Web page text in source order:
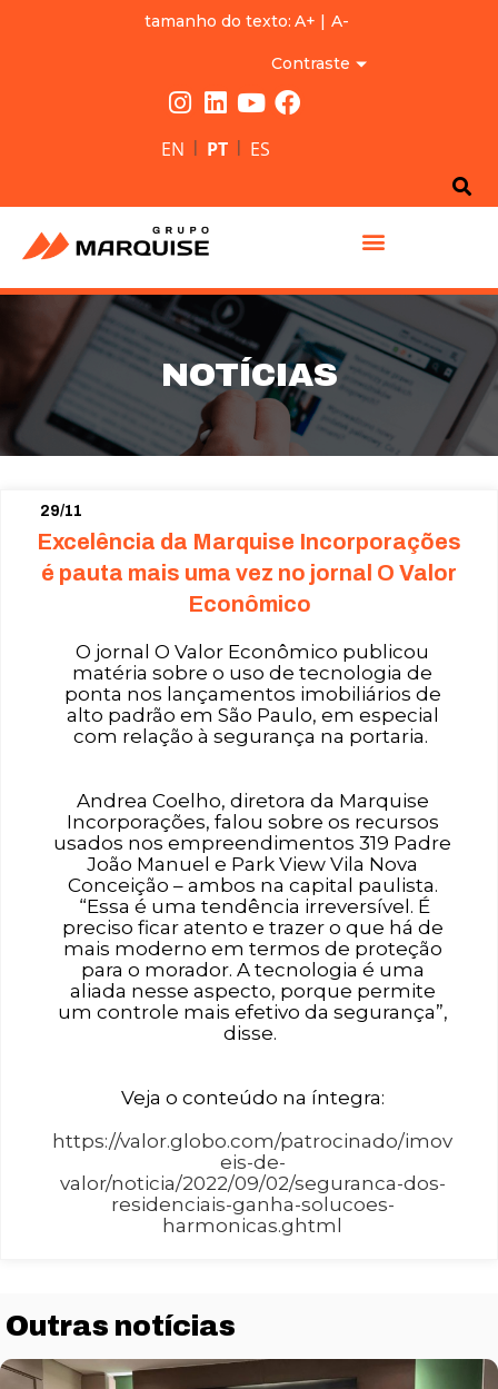
tamanho do texto: A+ | A-
Contraste
EN | PT | ES
NOTÍCIAS
29/11
Excelência da Marquise Incorporações
é pauta mais uma vez no jornal O Valor
Econômico
O jornal O Valor Econômico publicou
matéria sobre o uso de tecnologia de
ponta nos lançamentos imobiliários de
alto padrão em São Paulo, em especial
com relação à segurança na portaria.
Andrea Coelho, diretora da Marquise
Incorporações, falou sobre os recursos
usados nos empreendimentos 319 Padre
João Manuel e Park View Vila Nova
Conceição – ambos na capital paulista.
“Essa é uma tendência irreversível. É
preciso ficar atento e trazer o que há de
mais moderno em termos de proteção
para o morador. A tecnologia é uma
aliada nesse aspecto, porque permite
um controle mais efetivo da segurança”,
disse.
Veja o conteúdo na íntegra:
https://valor.globo.com/patrocinado/imov
eis-de-
valor/noticia/2022/09/02/seguranca-dos-
residenciais-ganha-solucoes-
harmonicas.ghtml
Outras notícias